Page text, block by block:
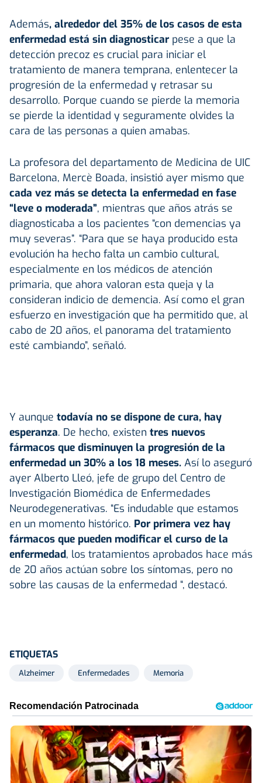
Además, alrededor del 35% de los casos de esta
enfermedad está sin diagnosticar pese a que la
detección precoz es crucial para iniciar el
tratamiento de manera temprana, enlentecer la
progresión de la enfermedad y retrasar su
desarrollo. Porque cuando se pierde la memoria
se pierde la identidad y seguramente olvides la
cara de las personas a quien amabas.
La profesora del departamento de Medicina de UIC
Barcelona, Mercè Boada, insistió ayer mismo que
cada vez más se detecta la enfermedad en fase
“leve o moderada”, mientras que años atrás se
diagnosticaba a los pacientes “con demencias ya
muy severas”. “Para que se haya producido esta
evolución ha hecho falta un cambio cultural,
especialmente en los médicos de atención
primaria, que ahora valoran esta queja y la
consideran indicio de demencia. Así como el gran
esfuerzo en investigación que ha permitido que, al
cabo de 20 años, el panorama del tratamiento
esté cambiando”, señaló.
Y aunque todavía no se dispone de cura, hay
esperanza. De hecho, existen tres nuevos
fármacos que disminuyen la progresión de la
enfermedad un 30% a los 18 meses. Así lo aseguró
ayer Alberto Lleó, jefe de grupo del Centro de
Investigación Biomédica de Enfermedades
Neurodegenerativas. “Es indudable que estamos
en un momento histórico. Por primera vez hay
fármacos que pueden modificar el curso de la
enfermedad, los tratamientos aprobados hace más
de 20 años actúan sobre los síntomas, pero no
sobre las causas de la enfermedad “, destacó.
ETIQUETAS
Alzheimer Enfermedades Memoria